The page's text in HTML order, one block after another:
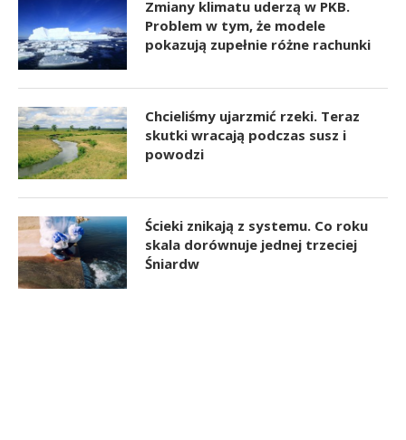
Zmiany klimatu uderzą w PKB.
Problem w tym, że modele
pokazują zupełnie różne rachunki
Chcieliśmy ujarzmić rzeki. Teraz
skutki wracają podczas susz i
powodzi
Ścieki znikają z systemu. Co roku
skala dorównuje jednej trzeciej
Śniardw